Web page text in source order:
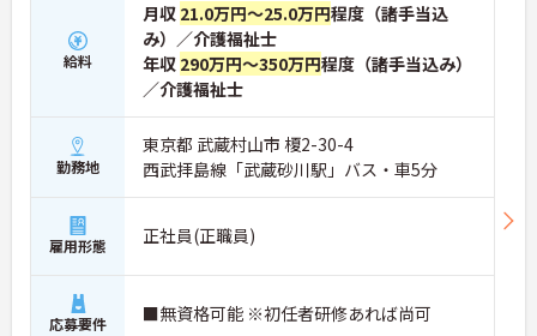
給料
月収 21.0万円～25.0万円程度（諸手当込
み）／介護福祉士
年収 290万円～350万円程度（諸手当込み）
／介護福祉士
勤務地
東京都 武蔵村山市 榎2-30-4
西武拝島線「武蔵砂川駅」バス・車5分
雇用形態 正社員(正職員)
応募要件 ■無資格可能 ※初任者研修あれば尚可